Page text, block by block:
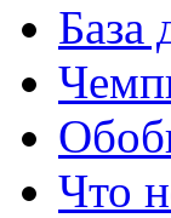
База
Что